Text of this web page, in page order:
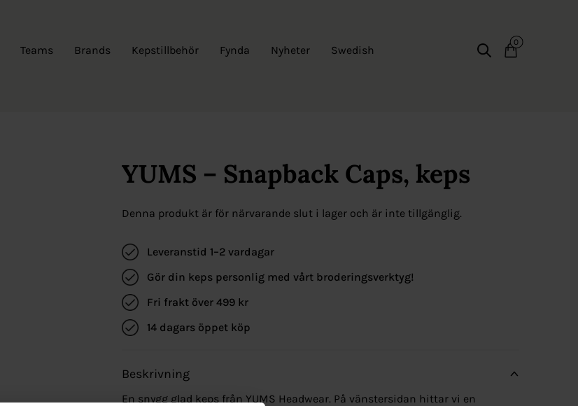
Teams Brands Kepstillbehör Fynda Nyheter Swedish
0
YUMS – Snapback Caps, keps
Denna produkt är för närvarande slut i lager och är inte tillgänglig.
Leveranstid 1–2 vardagar
Gör din keps personlig med vårt broderingsverktyg!
Fri frakt över 499 kr
14 dagars öppet köp
Beskrivning
En snygg glad keps från YUMS Headwear. På vänstersidan hittar vi en